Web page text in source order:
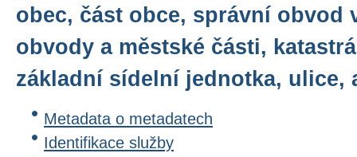
obec, část obce, správní obvod
obvody a městské části,
základní sídelní jednotka, ulice,
Metadata o metadatech
Identifikace služby